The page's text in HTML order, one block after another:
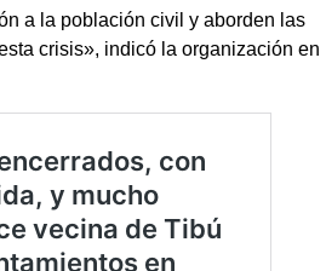
a la población civil y aborden las
crisis», indicó la organización en